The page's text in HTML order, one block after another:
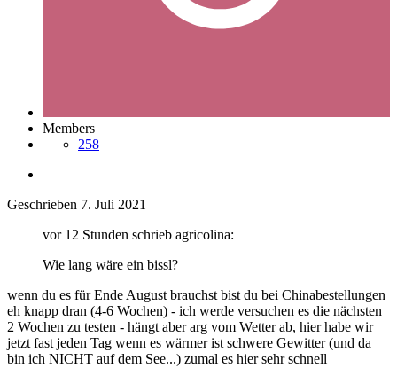
Members
258
Geschrieben 7. Juli 2021
vor 12 Stunden schrieb agricolina:
Wie lang wäre ein bissl?
wenn du es für Ende August brauchst bist du bei Chinabestellungen
eh knapp dran (4-6 Wochen) - ich werde versuchen es die nächsten
2 Wochen zu testen - hängt aber arg vom Wetter ab, hier habe wir
jetzt fast jeden Tag wenn es wärmer ist schwere Gewitter (und da
bin ich NICHT auf dem See...) zumal es hier sehr schnell